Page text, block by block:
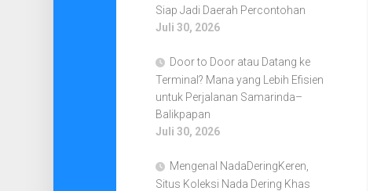
Siap Jadi Daerah Percontohan
Juli 30, 2026
Door to Door atau Datang ke
Terminal? Mana yang Lebih Efisien
untuk Perjalanan Samarinda–
Balikpapan
Juli 30, 2026
Mengenal NadaDeringKeren,
Situs Koleksi Nada Dering Khas